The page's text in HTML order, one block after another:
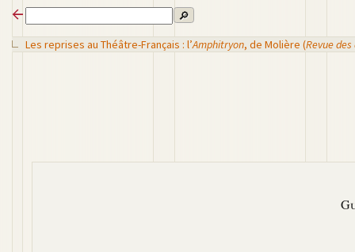
🔎
Les reprises au Théâtre-Français : l’Amphitryon, de Molière (Revue